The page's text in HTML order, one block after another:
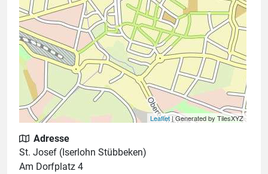
Leaflet| Generated by TilesXYZ
Adresse
St. Josef (Iserlohn Stübbeken)
Am Dorfplatz 4